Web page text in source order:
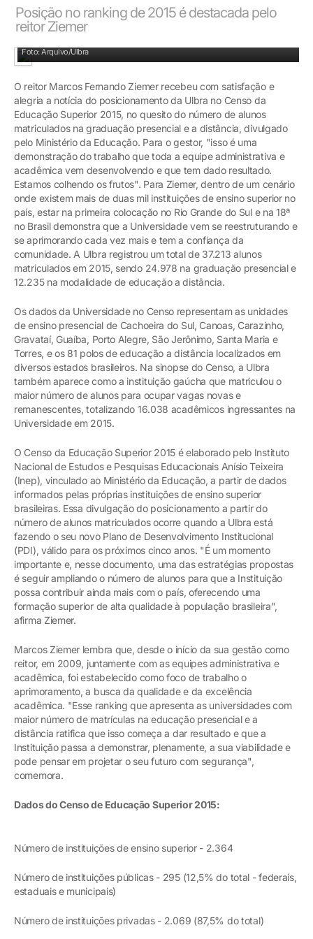
Posição no ranking de 2015 é destacada pelo
reitor Ziemer
Foto: Arquivo/Ulbra
O reitor Marcos Fernando Ziemer recebeu com satisfação e
alegria a notícia do posicionamento da Ulbra no Censo da
Educação Superior 2015, no quesito do número de alunos
matriculados na graduação presencial e a distância, divulgado
pelo Ministério da Educação. Para o gestor, "isso é uma
demonstração do trabalho que toda a equipe administrativa e
acadêmica vem desenvolvendo e que tem dado resultado.
Estamos colhendo os frutos". Para Ziemer, dentro de um cenário
onde existem mais de duas mil instituições de ensino superior no
país, estar na primeira colocação no Rio Grande do Sul e na 18ª
no Brasil demonstra que a Universidade vem se reestruturando e
se aprimorando cada vez mais e tem a confiança da
comunidade. A Ulbra registrou um total de 37.213 alunos
matriculados em 2015, sendo 24.978 na graduação presencial e
12.235 na modalidade de educação a distância.
Os dados da Universidade no Censo representam as unidades
de ensino presencial de Cachoeira do Sul, Canoas, Carazinho,
Gravataí, Guaíba, Porto Alegre, São Jerônimo, Santa Maria e
Torres, e os 81 polos de educação a distância localizados em
diversos estados brasileiros. Na sinopse do Censo, a Ulbra
também aparece como a instituição gaúcha que matriculou o
maior número de alunos para ocupar vagas novas e
remanescentes, totalizando 16.038 acadêmicos ingressantes na
Universidade em 2015.
O Censo da Educação Superior 2015 é elaborado pelo Instituto
Nacional de Estudos e Pesquisas Educacionais Anísio Teixeira
(Inep), vinculado ao Ministério da Educação, a partir de dados
informados pelas próprias instituições de ensino superior
brasileiras. Essa divulgação do posicionamento a partir do
número de alunos matriculados ocorre quando a Ulbra está
fazendo o seu novo Plano de Desenvolvimento Institucional
(PDI), válido para os próximos cinco anos. "É um momento
importante e, nesse documento, uma das estratégias propostas
é seguir ampliando o número de alunos para que a Instituição
possa contribuir ainda mais com o país, oferecendo uma
formação superior de alta qualidade à população brasileira",
afirma Ziemer.
Marcos Ziemer lembra que, desde o início da sua gestão como
reitor, em 2009, juntamente com as equipes administrativa e
acadêmica, foi estabelecido como foco de trabalho o
aprimoramento, a busca da qualidade e da excelência
acadêmica. "Esse ranking que apresenta as universidades com
maior número de matrículas na educação presencial e a
distância ratifica que isso começa a dar resultado e que a
Instituição passa a demonstrar, plenamente, a sua viabilidade e
pode pensar em projetar o seu futuro com segurança",
comemora.
Dados do Censo de Educação Superior 2015:
Número de instituições de ensino superior - 2.364
Número de instituições públicas - 295 (12,5% do total - federais,
estaduais e municipais)
Número de instituições privadas - 2.069 (87,5% do total)